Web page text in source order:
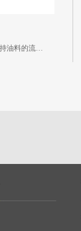
夹层筒的设计确保在寒冷的气候条件下仍然保持油料的流动性...